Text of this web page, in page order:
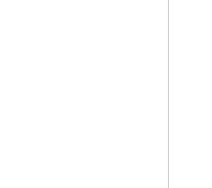
לוויין גיאוסטציונרי.